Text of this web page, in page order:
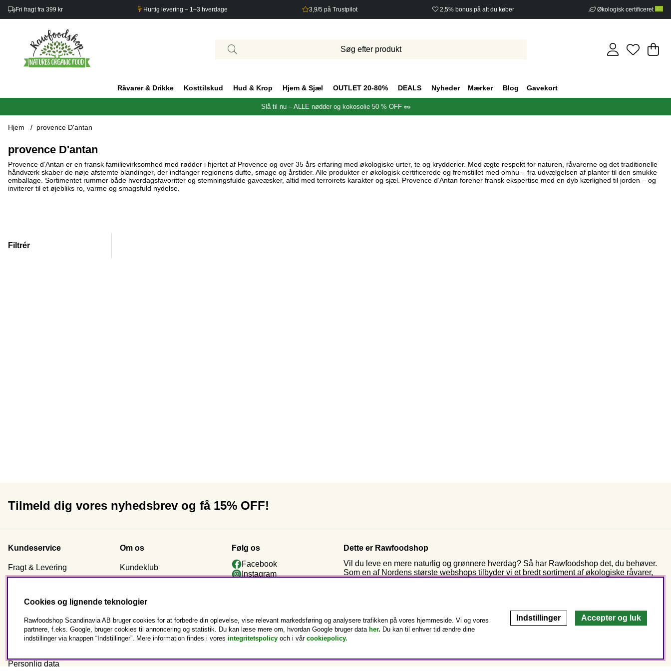
Fri fragt fra 399 kr Hurtig levering – 1–3 hverdage 3,9/5 på Trustpilot 2,5% bonus på alt du køber Økologisk certificeret
.
Råvarer & Drikke Kosttilskud Hud & Krop Hjem & Sjæl OUTLET 20-80% DEALS Nyheder Mærker Blog Gavekort
Slå til nu – ALLE nødder og kokosolie 50 % OFF 🥜
Hjem provence D'antan
provence D'antan
Provence d’Antan er en fransk familievirksomhed med rødder i hjertet af Provence og over 35 års erfaring med økologiske urter, te og krydderier. Med ægte respekt for naturen, råvarerne og det traditionelle
håndværk skaber de nøje afstemte blandinger, der indfanger regionens dufte, smage og årstider. Alle produkter er økologisk certificerede og fremstillet med omhu – fra udvælgelsen af planter til den smukke
emballage. Sortimentet rummer både hverdagsfavoritter og stemningsfulde gaveæsker, altid med terroirets karakter og sjæl. Provence d’Antan forener fransk ekspertise med en dyb kærlighed til jorden – og
inviterer til et øjebliks ro, varme og smagsfuld nydelse.
Filtrér
Tilmeld dig vores nyhedsbrev og få 15% OFF!
Kundeservice
Fragt & Levering
Bestil som virksomhed
Almindelige spørgsmål
Personlig data
Om os
Kundeklub
Om Rawfoodshop
Vores butikker
Følg os
Facebook
Instagram
Dette er Rawfoodshop
Vil du leve en mere naturlig og grønnere hverdag? Så har Rawfoodshop det, du behøver.
Som en af Nordens største webshops tilbyder vi et bredt sortiment af økologiske råvarer,
Cookies og lignende teknologier
Rawfoodshop Scandinavia AB bruger cookies for at forbedre din oplevelse, vise relevant markedsføring og analysere trafikken på vores hjemmeside. Vi og vores
partnere, f.eks. Google, bruger cookies til annoncering og statistik. Du kan læse mere om, hvordan Google bruger data her. Du kan til enhver tid ændre dine
indstillinger via knappen “Indstillinger”. Mere information findes i vores integritetspolicy och i vår cookiepolicy.
Indstillinger Accepter og luk